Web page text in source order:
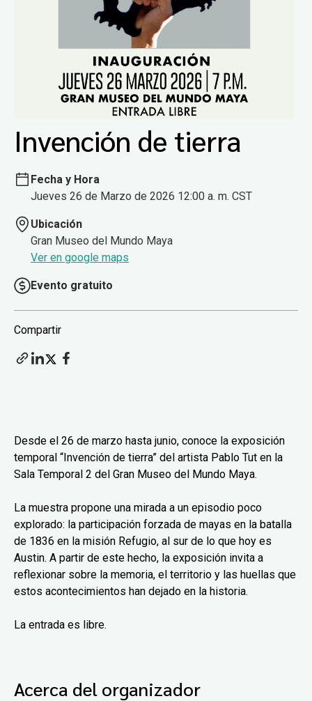
Invención de tierra
Fecha y Hora
Jueves 26 de Marzo de 2026 12:00 a. m. CST
Ubicación
Gran Museo del Mundo Maya
Ver en google maps
Evento gratuito
Compartir
Desde el 26 de marzo hasta junio, conoce la exposición
temporal “Invención de tierra” del artista Pablo Tut en la
Sala Temporal 2 del Gran Museo del Mundo Maya.
La muestra propone una mirada a un episodio poco
explorado: la participación forzada de mayas en la batalla
de 1836 en la misión Refugio, al sur de lo que hoy es
Austin. A partir de este hecho, la exposición invita a
reflexionar sobre la memoria, el territorio y las huellas que
estos acontecimientos han dejado en la historia.
La entrada es libre.
Acerca del organizador